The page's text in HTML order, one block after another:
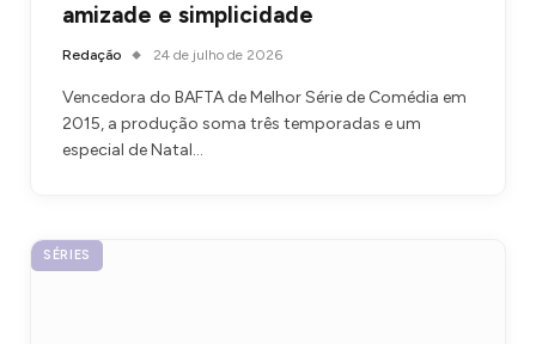
amizade e simplicidade
Redação 24 de julho de 2026
Vencedora do BAFTA de Melhor Série de Comédia em
2015, a produção soma três temporadas e um
especial de Natal…
SÉRIES